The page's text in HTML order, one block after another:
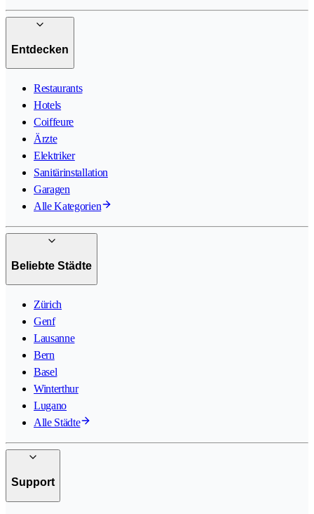
Entdecken
Restaurants
Hotels
Coiffeure
Ärzte
Elektriker
Sanitärinstallation
Garagen
Alle Kategorien
Beliebte Städte
Zürich
Genf
Lausanne
Bern
Basel
Winterthur
Lugano
Alle Städte
Support